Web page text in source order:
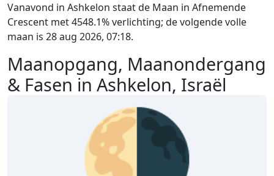
Maanopgang, Maanondergang
& Fasen in Ashkelon, Israël
Vanavond in Ashkelon staat de Maan in Afnemende
Crescent met 4548.1% verlichting; de volgende volle
maan is 28 aug 2026, 07:18.